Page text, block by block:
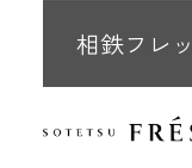
相鉄フレ